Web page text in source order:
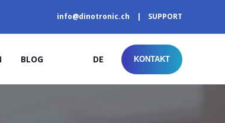
info@dinotronic.ch SUPPORT
BLOG DE KONTAKT